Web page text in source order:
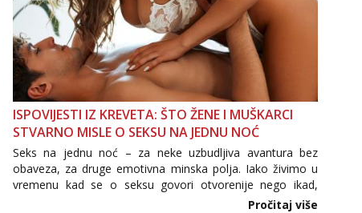
ISPOVIJESTI IZ KREVETA: ŠTO ŽENE I MUŠKARCI
STVARNO MISLE O SEKSU NA JEDNU NOĆ
Seks na jednu noć – za neke uzbudljiva avantura bez
obaveza, za druge emotivna minska polja. Iako živimo u
vremenu kad se o seksu govori otvorenije nego ikad,
tema „jedne noći strasti“ i dalje izaziva burne rasprave. Što
Pročitaj više